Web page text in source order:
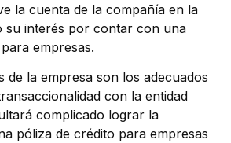
la cuenta de la compañía en la
su interés por contar con una
empresas.
de la empresa son los adecuados
con la entidad
complicado lograr la
póliza de crédito para empresas